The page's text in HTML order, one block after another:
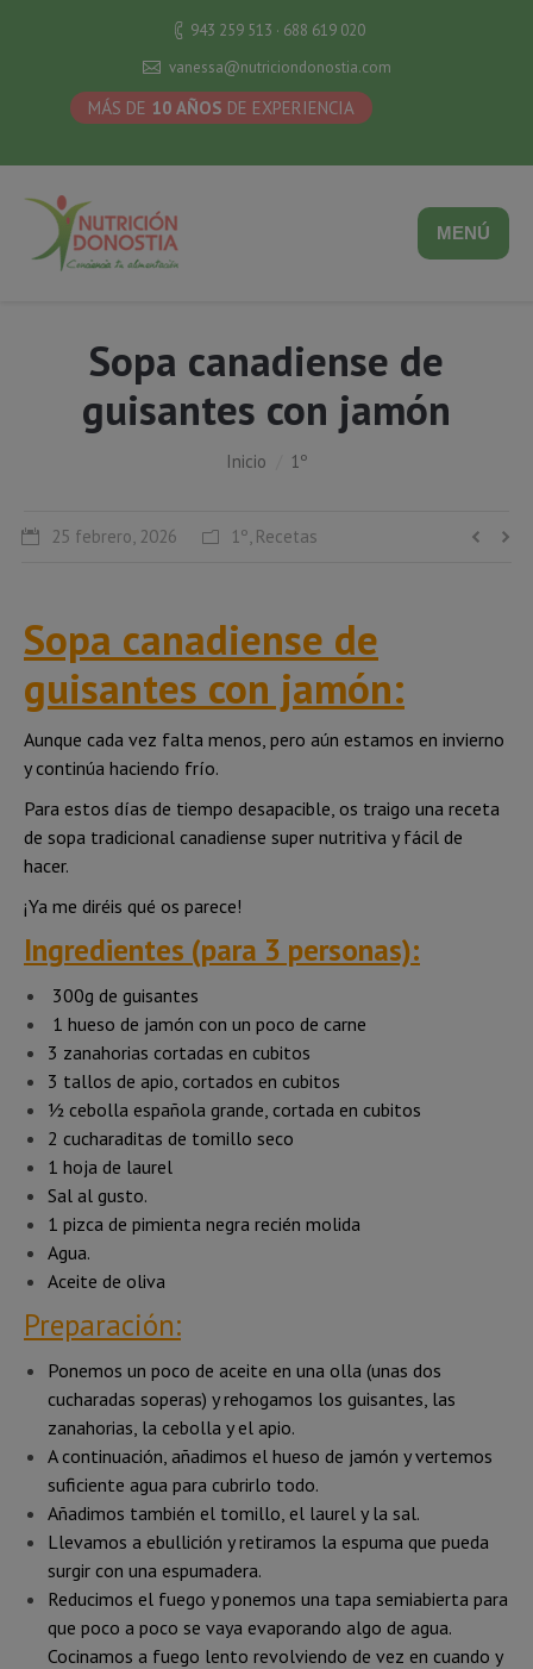
943 259 513 · 688 619 020
vanessa@nutriciondonostia.com
MÁS DE 10 AÑOS DE EXPERIENCIA
MENÚ
Sopa canadiense de
guisantes con jamón
Inicio 1º
25 febrero, 2026 1º, Recetas
Sopa canadiense de
guisantes con jamón:
Aunque cada vez falta menos, pero aún estamos en invierno
y continúa haciendo frío.
Para estos días de tiempo desapacible, os traigo una receta
de sopa tradicional canadiense super nutritiva y fácil de
hacer.
¡Ya me diréis qué os parece!
Ingredientes (para 3 personas):
300g de guisantes
1 hueso de jamón con un poco de carne
3 zanahorias cortadas en cubitos
3 tallos de apio, cortados en cubitos
½ cebolla española grande, cortada en cubitos
2 cucharaditas de tomillo seco
1 hoja de laurel
Sal al gusto.
1 pizca de pimienta negra recién molida
Agua.
Aceite de oliva
Preparación:
Ponemos un poco de aceite en una olla (unas dos
cucharadas soperas) y rehogamos los guisantes, las
zanahorias, la cebolla y el apio.
A continuación, añadimos el hueso de jamón y vertemos
suficiente agua para cubrirlo todo.
Añadimos también el tomillo, el laurel y la sal.
Llevamos a ebullición y retiramos la espuma que pueda
surgir con una espumadera.
Reducimos el fuego y ponemos una tapa semiabierta para
que poco a poco se vaya evaporando algo de agua.
Cocinamos a fuego lento revolviendo de vez en cuando y